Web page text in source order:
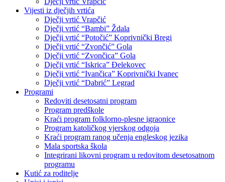
Vijesti iz dječjih vrtića
Dječji vrtić Vrapčić
Dječji vrtić “Bambi” Ždala
Dječji vrtić “Potočić” Koprivnički Bregi
Dječji vrtić “Zvončić” Gola
Dječji vrtić “Zvončica” Gola
Dječji vrtić “Iskrica” Đelekovec
Dječji vrtić “Ivančica” Koprivnički Ivanec
Dječji vrtić “Dabrić” Legrad
Programi
Redoviti desetosatni program
Program predškole
Kraći program folklorno-plesne igraonice
Program katoličkog vjerskog odgoja
Kraći program ranog učenja engleskog jezika
Mala sportska škola
Integrirani likovni program u redovitom desetosatnom
programu
Kutić za roditelje